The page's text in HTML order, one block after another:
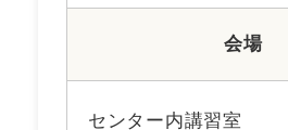
会場
センター内講習室